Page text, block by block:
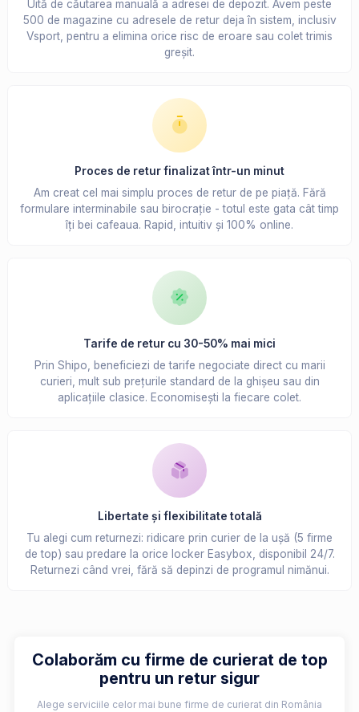
Uită de căutarea manuală a adresei de depozit. Avem peste
500 de magazine cu adresele de retur deja în sistem, inclusiv
Vsport, pentru a elimina orice risc de eroare sau colet trimis
greșit.
Proces de retur finalizat într-un minut
Am creat cel mai simplu proces de retur de pe piață. Fără
formulare interminabile sau birocrație - totul este gata cât timp
îți bei cafeaua. Rapid, intuitiv și 100% online.
Tarife de retur cu 30-50% mai mici
Prin Shipo, beneficiezi de tarife negociate direct cu marii
curieri, mult sub prețurile standard de la ghișeu sau din
aplicațiile clasice. Economisești la fiecare colet.
Libertate și flexibilitate totală
Tu alegi cum returnezi: ridicare prin curier de la ușă (5 firme
de top) sau predare la orice locker Easybox, disponibil 24/7.
Returnezi când vrei, fără să depinzi de programul nimănui.
Colaborăm cu firme de curierat de top
pentru un retur sigur
Alege serviciile celor mai bune firme de curierat din România